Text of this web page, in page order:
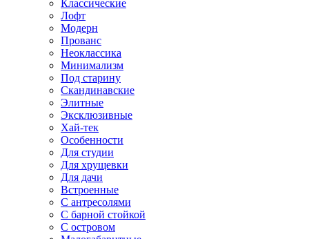
Классические
Лофт
Модерн
Прованс
Неоклассика
Минимализм
Под старину
Скандинавские
Элитные
Эксклюзивные
Хай-тек
Особенности
Для студии
Для хрущевки
Для дачи
Встроенные
С антресолями
С барной стойкой
С островом